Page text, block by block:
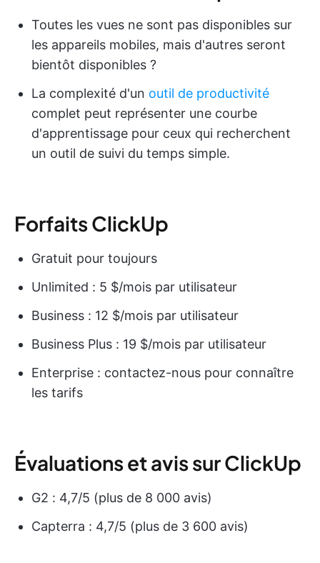
Toutes les vues ne sont pas disponibles sur
les appareils mobiles, mais d'autres seront
bientôt disponibles ?
La complexité d'un outil de productivité
complet peut représenter une courbe
d'apprentissage pour ceux qui recherchent
un outil de suivi du temps simple.
Forfaits ClickUp
Gratuit pour toujours
Unlimited : 5 $/mois par utilisateur
Business : 12 $/mois par utilisateur
Business Plus : 19 $/mois par utilisateur
Enterprise : contactez-nous pour connaître
les tarifs
Évaluations et avis sur ClickUp
G2 : 4,7/5 (plus de 8 000 avis)
Capterra : 4,7/5 (plus de 3 600 avis)